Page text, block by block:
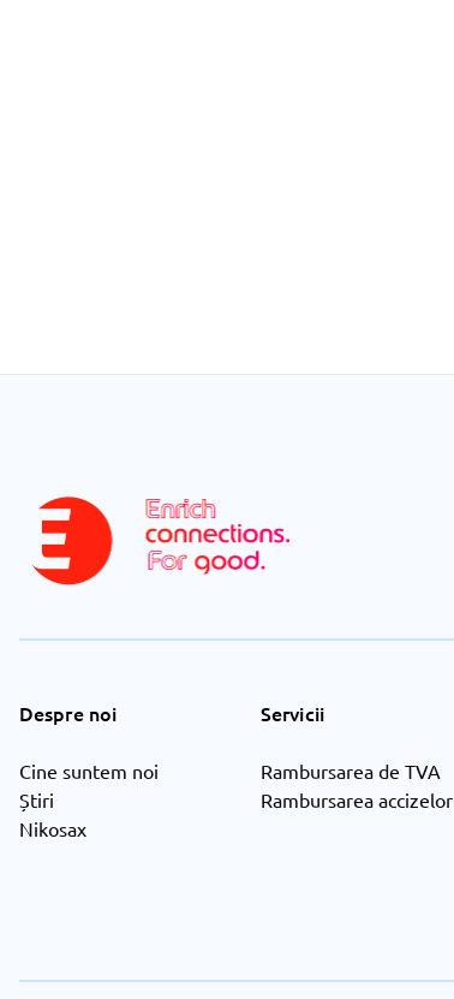
Despre noi
Cine suntem noi
Știri
Nikosax
Servicii
Rambursarea de TVA
Rambursarea accizelor